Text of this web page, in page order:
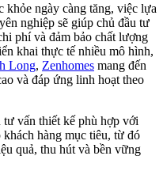
khỏe ngày càng tăng, việc lựa
nghiệp sẽ giúp chủ đầu tư
phí và đảm bảo chất lượng
khai thực tế nhiều mô hình,
Long, Zenhomes mang đến
và đáp ứng linh hoạt theo
vấn thiết kế phù hợp với
khách hàng mục tiêu, từ đó
quả, thu hút và bền vững